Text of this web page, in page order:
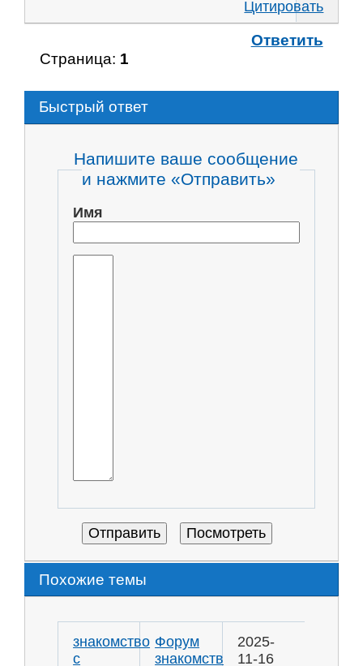
Цитировать
Ответить
Страница: 1
Быстрый ответ
Напишите ваше сообщение
и нажмите «Отправить»
Имя
Похожие темы
знакомство
с
Форум
знакомств
2025-
11-16